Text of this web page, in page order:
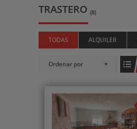
TRASTERO (8)
TODAS ALQUILER
Ordenar por